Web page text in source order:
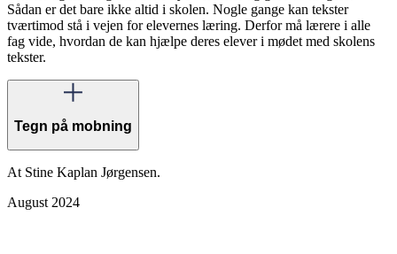
Sådan er det bare ikke altid i skolen. Nogle gange kan tekster
tværtimod stå i vejen for elevernes læring. Derfor må lærere i alle
fag vide, hvordan de kan hjælpe deres elever i mødet med skolens
tekster.
Tegn på mobning
At Stine Kaplan Jørgensen.
August 2024